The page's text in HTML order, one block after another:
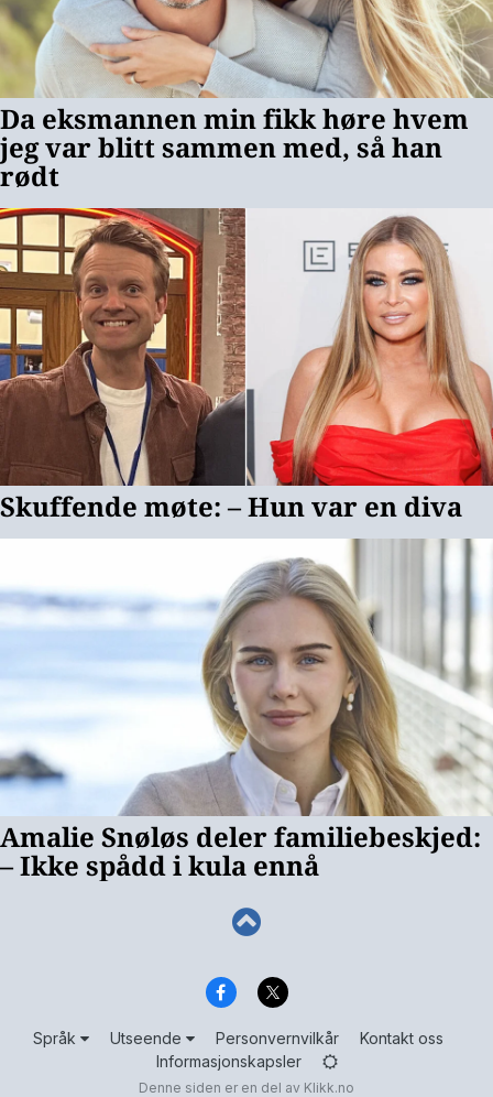
Språk Utseende Personvernvilkår
Kontakt oss
Informasjonskapsler
Denne siden er en del av Klikk.no